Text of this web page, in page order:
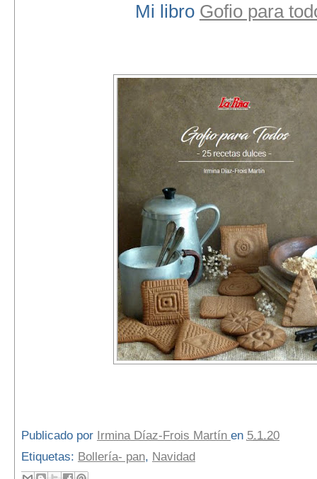
Mi libro Gofio para
Publicado por Irmina Díaz-Frois Martín en 5.1.20
Etiquetas: Bollería- pan, Navidad